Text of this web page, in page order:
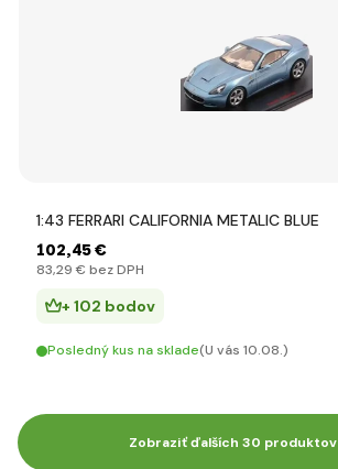
1:43 FERRARI CALIFORNIA METALIC BLUE
102,45 €
83,29 € bez DPH
+ 102 bodov
Posledný kus na sklade(U vás 10.08.)
Zobraziť ďalších 30 produktov